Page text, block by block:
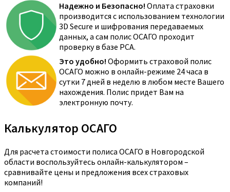
Надежно и Безопасно! Оплата страховки
производится с использованием технологии
3D Secure и шифрования передаваемых
данных, а сам полис ОСАГО проходит
проверку в базе РСА.
Это удобно! Оформить страховой полис
ОСАГО можно в онлайн-режиме 24 часа в
сутки 7 дней в неделю в любом месте Вашего
нахождения. Полис придет Вам на
электронную почту.
Калькулятор ОСАГО
Для расчета стоимости полиса ОСАГО в Новгородской
области воспользуйтесь онлайн-калькулятором –
сравнивайте цены и предложения всех страховых
компаний!